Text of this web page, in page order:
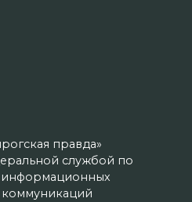
правда»
службой по
информационных
коммуникаций